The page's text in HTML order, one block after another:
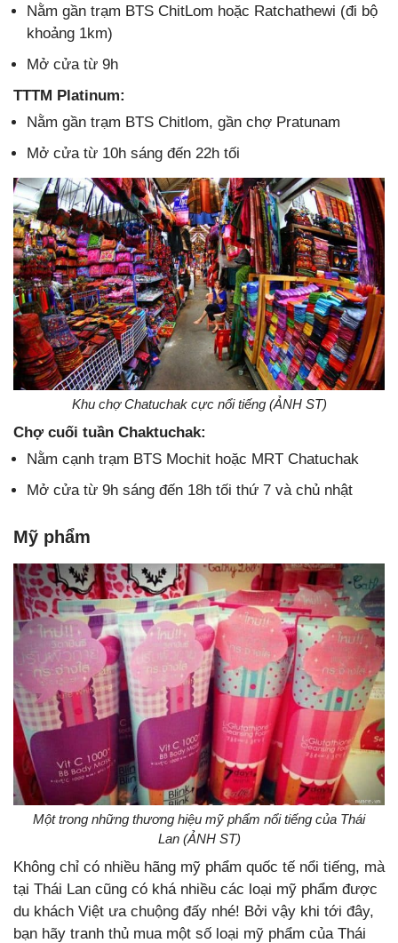
Nằm gần trạm BTS ChitLom hoặc Ratchathewi (đi bộ
khoảng 1km)
Mở cửa từ 9h
TTTM Platinum:
Nằm gần trạm BTS Chitlom, gần chợ Pratunam
Mở cửa từ 10h sáng đến 22h tối
Khu chợ Chatuchak cực nổi tiếng (ẢNH ST)
Chợ cuối tuần Chaktuchak:
Nằm cạnh trạm BTS Mochit hoặc MRT Chatuchak
Mở cửa từ 9h sáng đến 18h tối thứ 7 và chủ nhật
Mỹ phẩm
Một trong những thương hiệu mỹ phẩm nổi tiếng của Thái
Lan (ẢNH ST)
Không chỉ có nhiều hãng mỹ phẩm quốc tế nổi tiếng, mà
tại Thái Lan cũng có khá nhiều các loại mỹ phẩm được
du khách Việt ưa chuộng đấy nhé! Bởi vậy khi tới đây,
bạn hãy tranh thủ mua một số loại mỹ phẩm của Thái